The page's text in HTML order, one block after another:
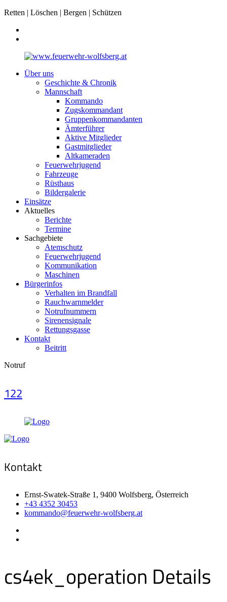
Retten | Löschen | Bergen | Schützen
Über uns
Geschichte & Chronik
Mannschaft
Kommando
Zugskommandant
Gruppenkommandanten
Ämterführer
Aktive Mitglieder
Gastmitglieder
Altkameraden
Feuerwehrjugend
Fahrzeuge
Rüsthaus
Bildergalerie
Einsätze
Aktuelles
Berichte
Termine
Sachgebiete
Atemschutz
Feuerwehrjugend
Kommunikation
Maschinen
Bürgerinfos
Verhalten im Brandfall
Rauchwarnmelder
Notrufnummern
Sirenensignale
Rettungsgasse
Kontakt
Beitritt
Notruf
122
Kontakt
Ernst-Swatek-Straße 1, 9400 Wolfsberg, Österreich
+43 4352 30453
kommando@feuerwehr-wolfsberg.at
cs4ek_operation Details